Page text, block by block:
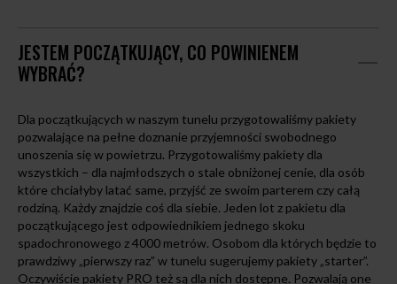
JESTEM POCZĄTKUJĄCY, CO POWINIENEM
WYBRAĆ?
Dla początkujących w naszym tunelu przygotowaliśmy pakiety
pozwalające na pełne doznanie przyjemności swobodnego
unoszenia się w powietrzu. Przygotowaliśmy pakiety dla
wszystkich – dla najmłodszych o stale obniżonej cenie, dla osób
które chciałyby latać same, przyjść ze swoim parterem czy całą
rodziną. Każdy znajdzie coś dla siebie. Jeden lot z pakietu dla
początkującego jest odpowiednikiem jednego skoku
spadochronowego z 4000 metrów. Osobom dla których będzie to
prawdziwy „pierwszy raz” w tunelu sugerujemy pakiety „starter”.
Oczywiście pakiety PRO też są dla nich dostępne. Pozwalają one